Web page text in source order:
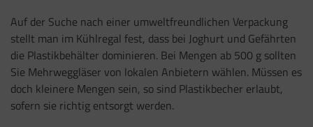
Auf der Suche nach einer umweltfreundlichen Verpackung
stellt man im Kühlregal fest, dass bei Joghurt und Gefährten
die Plastikbehälter dominieren. Bei Mengen ab 500 g sollten
Sie Mehrweggläser von lokalen Anbietern wählen. Müssen es
doch kleinere Mengen sein, so sind Plastikbecher erlaubt,
sofern sie richtig entsorgt werden.